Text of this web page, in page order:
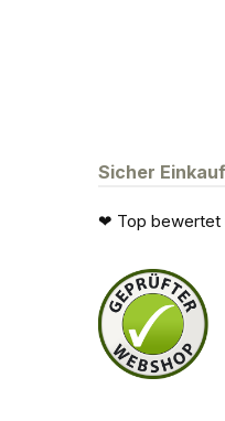
Sicher
❤ Top bewertet